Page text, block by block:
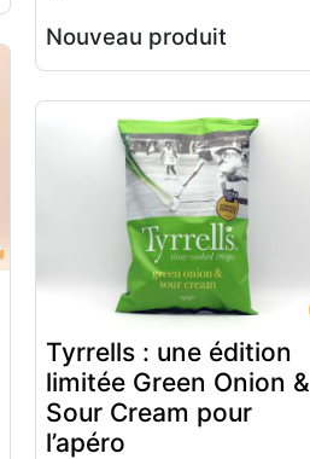
Nouveau produit
Tyrrells : une édition
limitée Green Onion &
Sour Cream pour
l’apéro